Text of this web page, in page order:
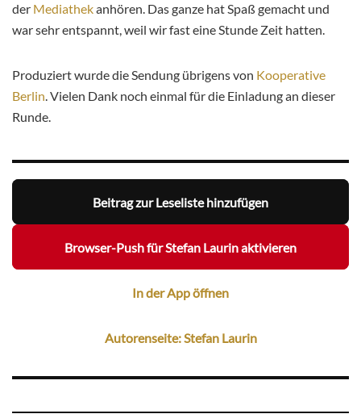
der Mediathekanhören. Das ganze hat Spaß gemacht und
war sehr entspannt, weil wir fast eine Stunde Zeit hatten.
Produziert wurde die Sendung übrigens von Kooperative
Berlin. Vielen Dank noch einmal für die Einladung an dieser
Runde.
Beitrag zur Leseliste hinzufügen
Browser-Push für Stefan Laurin aktivieren
In der App öffnen
Autorenseite: Stefan Laurin